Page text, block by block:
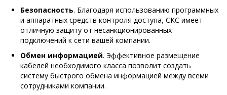
Безопасность. Благодаря использованию программных
и аппаратных средств контроля доступа, СКС имеет
отличную защиту от несанкционированных
подключений к сети вашей компании.
Обмен информацией. Эффективное размещение
кабелей необходимого класса позволит создать
систему быстрого обмена информацией между всеми
сотрудниками компании.